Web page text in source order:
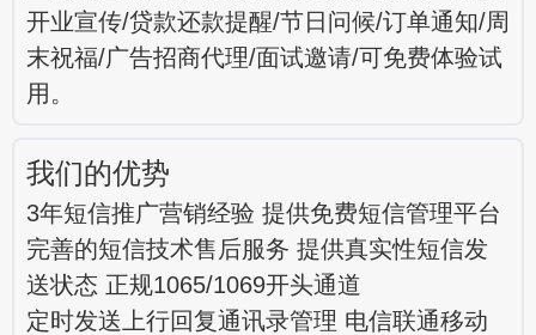
开业宣传/贷款还款提醒/节日问候/订单通知/周
末祝福/广告招商代理/面试邀请/可免费体验试
用。
我们的优势
3年短信推广营销经验 提供免费短信管理平台
完善的短信技术售后服务 提供真实性短信发
送状态 正规1065/1069开头通道
定时发送上行回复通讯录管理 电信联通移动